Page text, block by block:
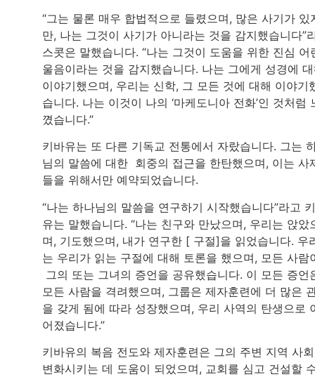
“그는 물론 매우 합법적으로 들렸으며, 많은 사기가 있
만, 나는 그것이 사기가 아니라는 것을 감지했습니다”
스콧은 말했습니다. “나는 그것이 도움을 위한 진심 어
울음이라는 것을 감지했습니다. 나는 그에게 성경에
이야기했으며, 우리는 신학, 그 모든 것에 대해 이야기
습니다. 나는 이것이 나의 ‘마케도니아 전화’인 것처럼
꼈습니다.”
키바유는 또 다른 기독교 전통에서 자랐습니다. 그는
님의 말씀에 대한 회중의 접근을 한탄했으며, 이는 사
들을 위해서만 예약되었습니다.
“나는 하나님의 말씀을 연구하기 시작했습니다”라고
유는 말했습니다. “나는 친구와 만났으며, 우리는 앉았
며, 기도했으며, 내가 연구한 [ 구절]을 읽었습니다. 우
는 우리가 읽는 구절에 대해 토론을 했으며, 모든 사람
그의 또는 그녀의 증언을 공유했습니다. 이 모든 증언
모든 사람을 격려했으며, 그룹은 제자훈련에 더 많은
을 갖게 됨에 따라 성장했으며, 우리 사역의 탄생으로
어졌습니다.”
키바유의 복음 전도와 제자훈련은 그의 주변 지역 사
변화시키는 데 도움이 되었으며, 교회를 심고 건설할